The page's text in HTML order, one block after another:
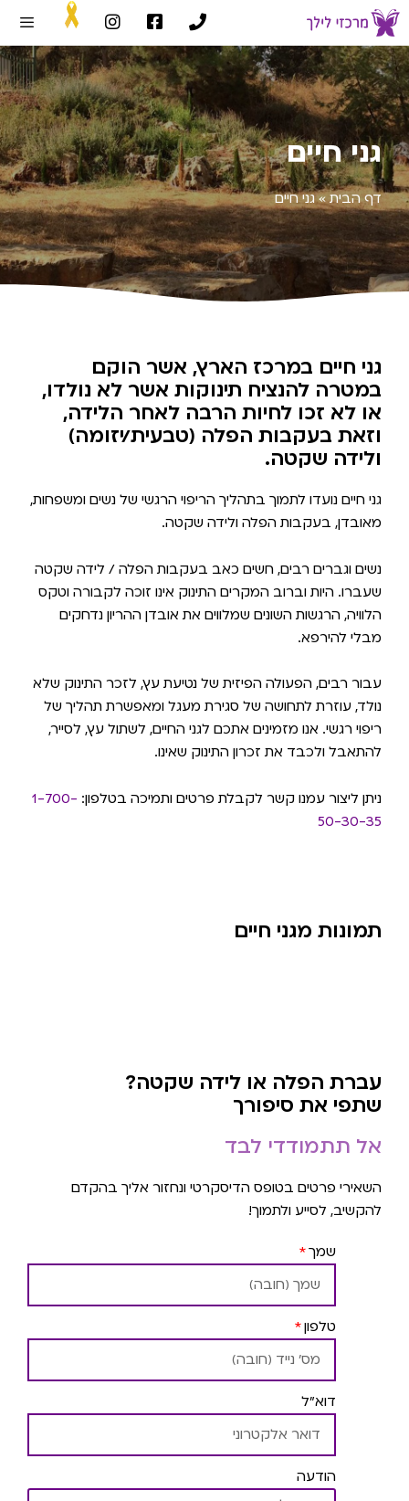
גני חיים
דף הבית»גני חיים
גני חיים במרכז הארץ, אשר הוקם
במטרה להנציח תינוקות אשר לא נולדו,
או לא זכו לחיות הרבה לאחר הלידה,
וזאת בעקבות הפלה (טבעית/יזומה)
ולידה שקטה.
גני חיים נועדו לתמוך בתהליך הריפוי הרגשי של נשים ומשפחות,
מאובדן, בעקבות הפלה ולידה שקטה.
נשים וגברים רבים, חשים כאב בעקבות הפלה / לידה שקטה
שעברו. היות וברוב המקרים התינוק אינו זוכה לקבורה וטקס
הלוויה, הרגשות השונים שמלווים את אובדן ההריון נדחקים
מבלי להירפא.
עבור רבים, הפעולה הפיזית של נטיעת עץ, לזכר התינוק שלא
נולד, עוזרת לתחושה של סגירת מעגל ומאפשרת תהליך של
ריפוי רגשי. אנו מזמינים אתכם לגני החיים, לשתול עץ, לסייר,
להתאבל ולכבד את זכרון התינוק שאינו.
ניתן ליצור עמנו קשר לקבלת פרטים ותמיכה בטלפון: 1-700-
50-30-35
תמונות מגני חיים
עברת הפלה או לידה שקטה?
שתפי את סיפורך
אל תתמודדי לבד
השאירי פרטים בטופס הדיסקרטי ונחזור אליך בהקדם
להקשיב, לסייע ולתמוך!
שמך
טלפון
דוא"ל
הודעה